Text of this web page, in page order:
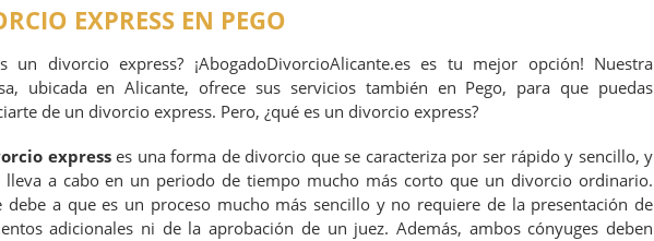
EXPRESS EN PEGO
un divorcio express? ¡AbogadoDivorcioAlicante.es es tu mejor opción! Nuestra
ubicada en Alicante, ofrece sus servicios también en Pego, para que puedas
de un divorcio express. Pero, ¿qué es un divorcio express?
expresses una forma de divorcio que se caracteriza por ser rápido y sencillo, y
lleva a cabo en un periodo de tiempo mucho más corto que un divorcio ordinario.
debe a que es un proceso mucho más sencillo y no requiere de la presentación de
adicionales ni de la aprobación de un juez. Además, ambos cónyuges deben